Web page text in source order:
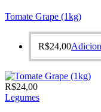
Tomate Grape (1kg)
R$24,00
R$24,00
Legumes